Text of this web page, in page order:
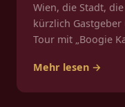
Wien, die Stadt,
kürzlich
Tour mit „Boogie
Mehr lesen →